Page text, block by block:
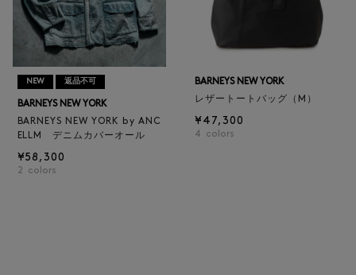
NEW 返品不可
BARNEYS NEW YORK
BARNEYS NEW YORK by ANC
ELLM デニムカバーオール
¥58,300
2 colors
BARNEYS NEW YORK
レザートートバッグ（M）
¥47,300
4 colors